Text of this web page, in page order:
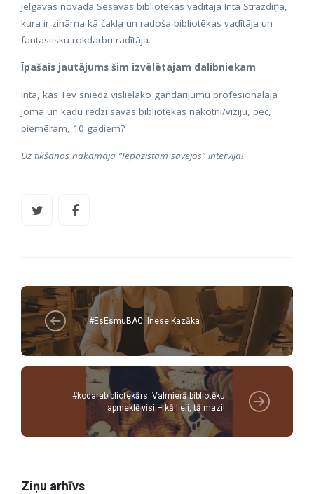
Jelgavas novada Sesavas bibliotēkas vadītāja Inta Strazdiņa,
kura ir zināma kā čakla un radoša bibliotēkas vadītāja un
fantastisku rokdarbu radītāja.
Īpašais jautājums šim izvēlētajam dalībniekam
Inta, kas Tev sniedz vislielāko gandarījumu profesionālajā
jomā un kādu redzi savas bibliotēkas nākotni/vīziju, pēc,
piemēram, 10 gadiem?
Uz tikšanos nākamajā “Iepazīstam savējos” intervijā!
#EsEsmuBAC: Inese Kazāka
#kodarabibliotekārs: Valmierā bibliotēku
apmeklē visi – kā lieli, tā mazi!
Ziņu arhīvs